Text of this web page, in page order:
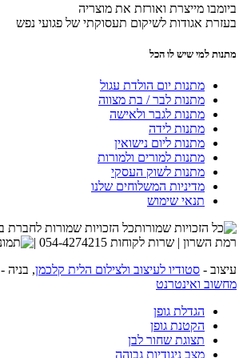
ביומבו מייצרת ואורזת את מוצריה
בעזרת אגודות לשיקום תעסוקתי של פגועי נפש
מתנות למי שיש לו הכל
מתנות יום הולדת עגול
מתנות לבר / בת מצווה
מתנות לגבר ולאישה
מתנות לידה
מתנות ליום נישואין
מתנות למורים ולמורות
מתנות לשוק העסקי
מדיניות המשלוחים שלנו
תנאי שימוש
רמת השרון | שרות לקוחות 054-4274215 |
עיצוב - סטודיו לעיצוב ולצילום הלית קלכמן, בניה -
מחשוב ואינטרנט
הגדלת גופן
הקטנת גופן
תצוגת שחור לבן
מצב ניגודיות גבוהה